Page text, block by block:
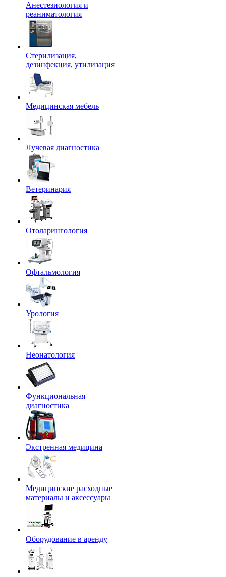
Анестезиология и
реаниматология
Стерилизация,
дезинфекция, утилизация
Медицинская мебель
Лучевая диагностика
Ветеринария
Отоларингология
Офтальмология
Урология
Неонатология
Функциональная
диагностика
Экстренная медицина
Медицинские расходные
материалы и аксессуары
Оборудование в аренду